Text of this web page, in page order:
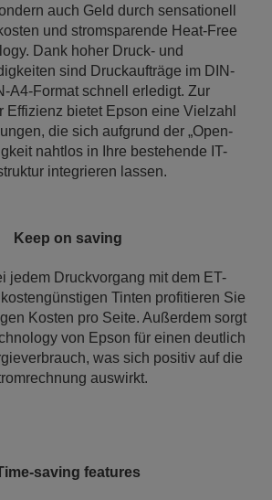
auch Geld durch sensationell
und stromsparende Heat-Free
Dank hoher Druck- und
sind Druckaufträge im DIN-
A4-Format schnell erledigt. Zur
Effizienz bietet Epson eine Vielzahl
die sich aufgrund der „Open-
nahtlos in Ihre bestehende IT-
integrieren lassen.
Keep on saving
jedem Druckvorgang mit dem ET-
Tinten profitieren Sie
Kosten pro Seite. Außerdem sorgt
von Epson für einen deutlich
was sich positiv auf die
auswirkt.
saving features